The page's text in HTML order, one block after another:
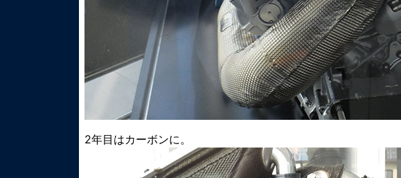
2年目はカーボンに。